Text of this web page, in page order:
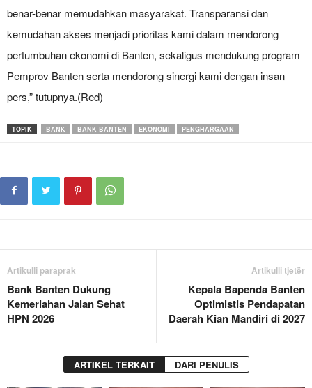
benar-benar memudahkan masyarakat. Transparansi dan
kemudahan akses menjadi prioritas kami dalam mendorong
pertumbuhan ekonomi di Banten, sekaligus mendukung program
Pemprov Banten serta mendorong sinergi kami dengan insan
pers,” tutupnya.(Red)
TOPIK BANK BANK BANTEN EKONOMI PENGHARGAAN
Artikulli paraprak
Bank Banten Dukung
Kemeriahan Jalan Sehat
HPN 2026
Artikulli tjetër
Kepala Bapenda Banten
Optimistis Pendapatan
Daerah Kian Mandiri di 2027
ARTIKEL TERKAIT DARI PENULIS